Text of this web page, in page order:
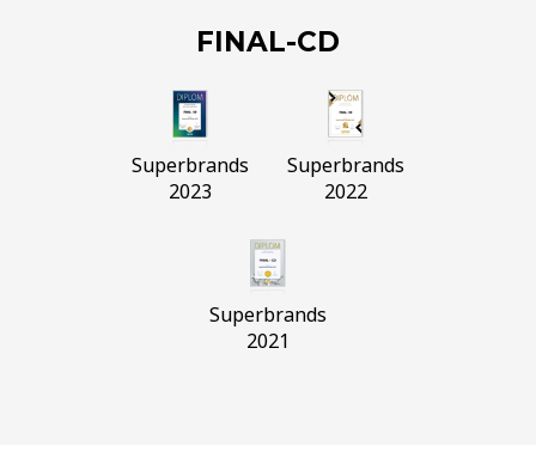
FINAL-CD
Superbrands
2023
Superbrands
2022
Superbrands
2021